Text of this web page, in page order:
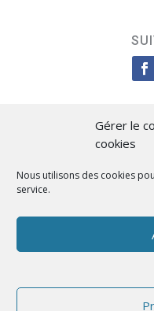
Gérer le
cookies
Nous utilisons des cookies
service.
Cità
Designed by